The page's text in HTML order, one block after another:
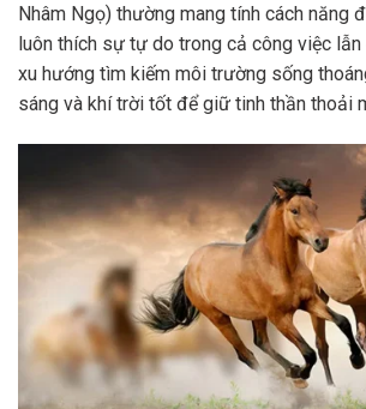
Nhâm Ngọ) thường mang tính cách năng
luôn thích sự tự do trong cả công việc
xu hướng tìm kiếm môi trường sống
sáng và khí trời tốt để giữ tinh thần thoải